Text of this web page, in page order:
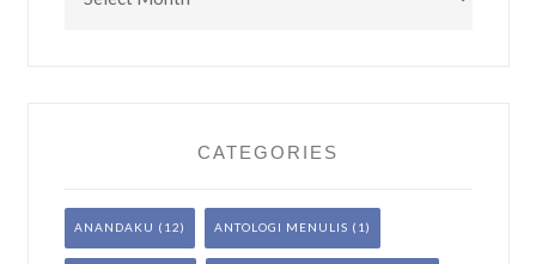
CATEGORIES
ANANDAKU (12) ANTOLOGI MENULIS (1)